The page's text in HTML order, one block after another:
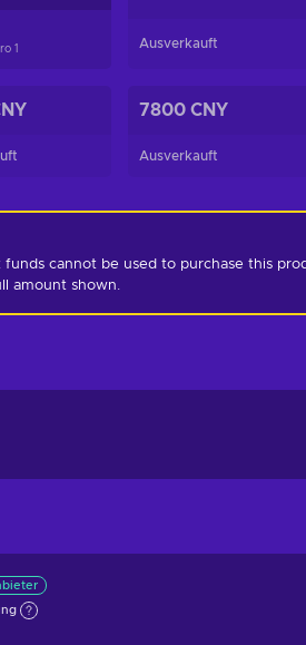
1 Ausverkauft
7800 CNY
Ausverkauft
funds cannot be used to purchase this
amount shown.